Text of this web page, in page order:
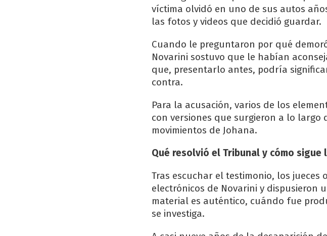
víctima olvidó en uno de sus autos
las fotos y videos que decidió guardar.
Cuando le preguntaron por qué
Novarini sostuvo que le habían
que, presentarlo antes, podría
contra.
Para la acusación, varios de los
con versiones que surgieron a lo largo
movimientos de Johana.
Qué resolvió el Tribunal y cómo sigue
Tras escuchar el testimonio, los
electrónicos de Novarini y dispusieron
material es auténtico, cuándo fue
se investiga.